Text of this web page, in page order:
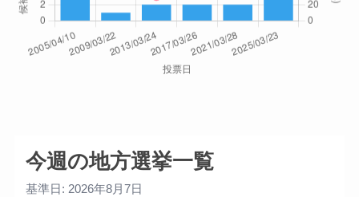
今週の地方選挙一覧
基準日: 2026年8月7日